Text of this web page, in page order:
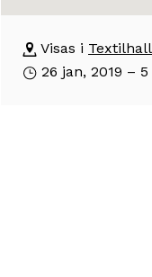
äger
rum
Textilhallen
Visas i
26 jan, 2019 –